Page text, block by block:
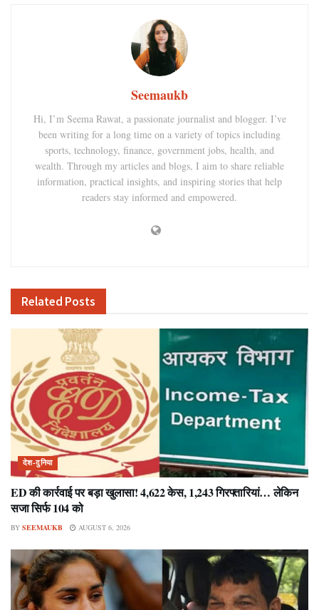
Seemaukb
Hi, I’m Seema Rawat, a passionate journalist and blogger. I’ve
been writing for a long time on a variety of topics including
sports, technology, finance, government jobs, health, and
wealth. Through my articles and blogs, I aim to share reliable
information, practical insights, and inspiring stories that help
readers stay informed and empowered.
Related Posts
देश-दुनिया
ED की कार्रवाई पर बड़ा खुलासा! 4,622 केस, 1,243 गिरफ्तारियां… लेकिन
सजा सिर्फ 104 को
BY SEEMAUKB AUGUST 6, 2026